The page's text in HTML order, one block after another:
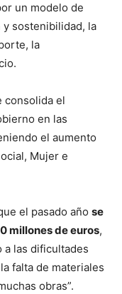
un modelo de
sostenibilidad, la
la
consolida el
en las
el aumento
Mujer e
el pasado año se
millones de euros,
a las dificultades
falta de materiales
obras”.